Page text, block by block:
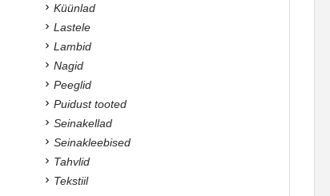
Küünlad
Lastele
Lambid
Nagid
Peeglid
Puidust tooted
Seinakellad
Seinakleebised
Tahvlid
Tekstiil